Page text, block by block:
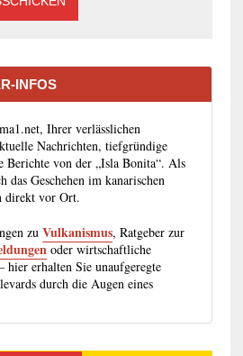
INFOS
Ihrer verlässlichen
Nachrichten, tiefgründige
Berichte von der „Isla Bonita“. Als
das Geschehen im kanarischen
direkt vor Ort.
zu Vulkanismus, Ratgeber zur
oder wirtschaftliche
hier erhalten Sie unaufgeregte
durch die Augen eines